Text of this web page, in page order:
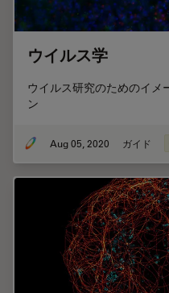
ウイルス学
ウイルス研究のためのイメ
ン
Aug 05, 2020 ガイド